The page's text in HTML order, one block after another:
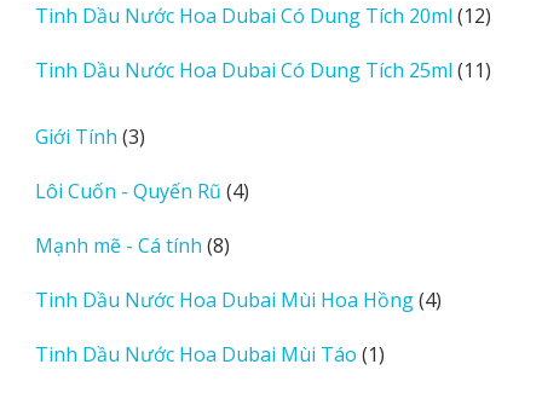
phẩm
Tinh Dầu Nước Hoa Dubai Có Dung Tích 20ml 1212
phẩm
Tinh Dầu Nước Hoa Dubai Có Dung Tích 25ml 1111
Giới Tính 33
phẩm
Lôi Cuốn - Quyến Rũ 44
Mạnh mẽ - Cá tính 88
phẩm
Tinh Dầu Nước Hoa Dubai Mùi Hoa Hồng 44
Tinh Dầu Nước Hoa Dubai Mùi Táo 11